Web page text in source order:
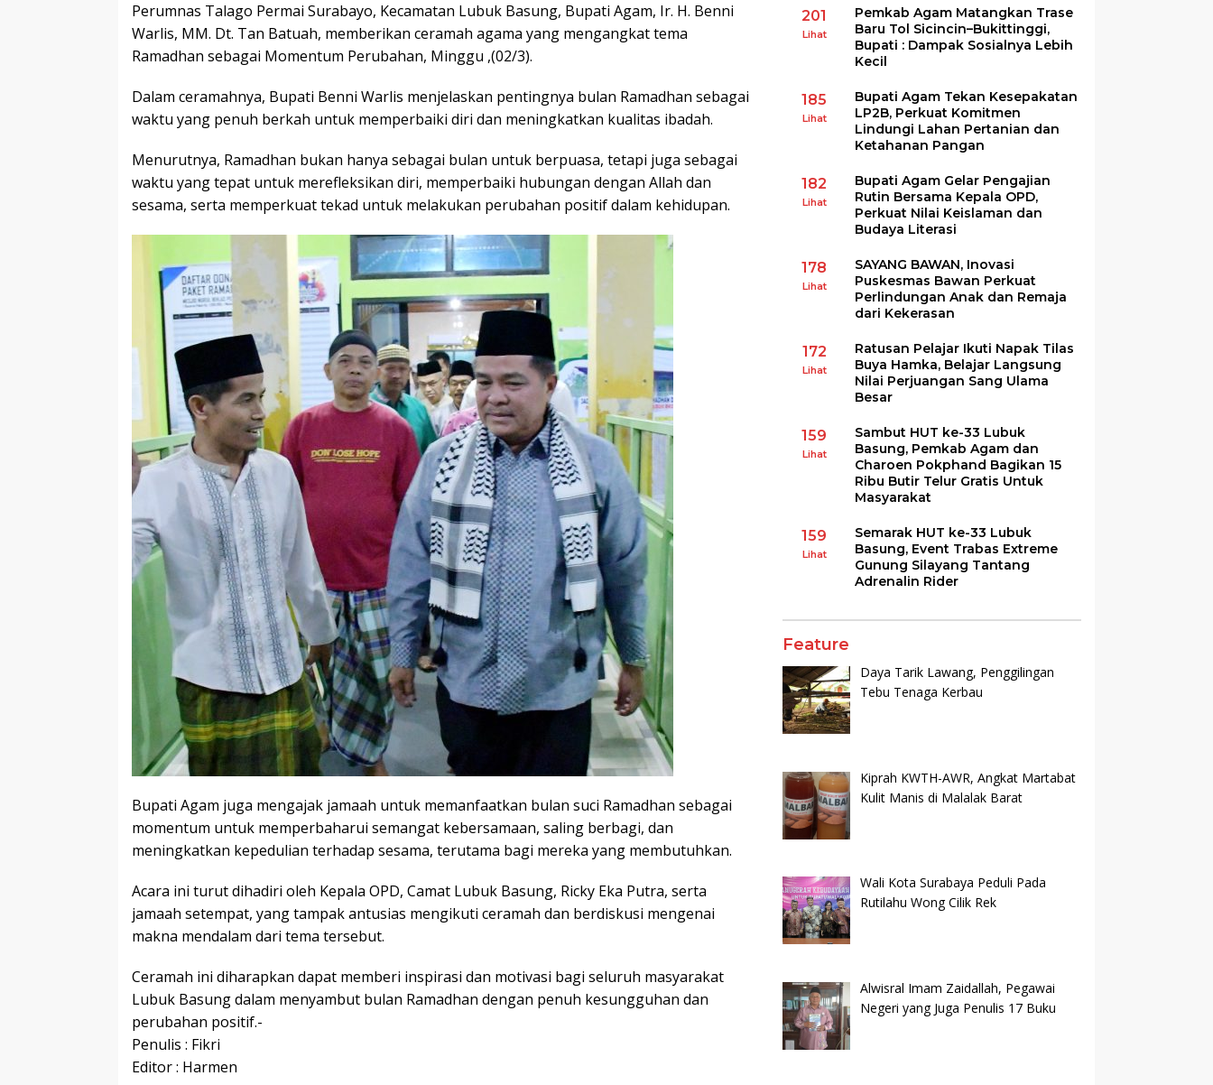
Perumnas Talago Permai Surabayo, Kecamatan Lubuk Basung, Bupati Agam, Ir. H. Benni
Warlis, MM. Dt. Tan Batuah, memberikan ceramah agama yang mengangkat tema
Ramadhan sebagai Momentum Perubahan, Minggu ,(02/3).
Dalam ceramahnya, Bupati Benni Warlis menjelaskan pentingnya bulan Ramadhan sebagai
waktu yang penuh berkah untuk memperbaiki diri dan meningkatkan kualitas ibadah.
Menurutnya, Ramadhan bukan hanya sebagai bulan untuk berpuasa, tetapi juga sebagai
waktu yang tepat untuk merefleksikan diri, memperbaiki hubungan dengan Allah dan
sesama, serta memperkuat tekad untuk melakukan perubahan positif dalam kehidupan.
Bupati Agam juga mengajak jamaah untuk memanfaatkan bulan suci Ramadhan sebagai
momentum untuk memperbaharui semangat kebersamaan, saling berbagi, dan
meningkatkan kepedulian terhadap sesama, terutama bagi mereka yang membutuhkan.
Acara ini turut dihadiri oleh Kepala OPD, Camat Lubuk Basung, Ricky Eka Putra, serta
jamaah setempat, yang tampak antusias mengikuti ceramah dan berdiskusi mengenai
makna mendalam dari tema tersebut.
Ceramah ini diharapkan dapat memberi inspirasi dan motivasi bagi seluruh masyarakat
Lubuk Basung dalam menyambut bulan Ramadhan dengan penuh kesungguhan dan
perubahan positif.-
Penulis : Fikri
Editor : Harmen
201
Lihat
Pemkab Agam Matangkan Trase
Baru Tol Sicincin–Bukittinggi,
Bupati : Dampak Sosialnya Lebih
Kecil
185
Lihat
Bupati Agam Tekan Kesepakatan
LP2B, Perkuat Komitmen
Lindungi Lahan Pertanian dan
Ketahanan Pangan
182
Lihat
Bupati Agam Gelar Pengajian
Rutin Bersama Kepala OPD,
Perkuat Nilai Keislaman dan
Budaya Literasi
178
Lihat
SAYANG BAWAN, Inovasi
Puskesmas Bawan Perkuat
Perlindungan Anak dan Remaja
dari Kekerasan
172
Lihat
Ratusan Pelajar Ikuti Napak Tilas
Buya Hamka, Belajar Langsung
Nilai Perjuangan Sang Ulama
Besar
159
Lihat
Sambut HUT ke-33 Lubuk
Basung, Pemkab Agam dan
Charoen Pokphand Bagikan 15
Ribu Butir Telur Gratis Untuk
Masyarakat
159
Lihat
Semarak HUT ke-33 Lubuk
Basung, Event Trabas Extreme
Gunung Silayang Tantang
Adrenalin Rider
Feature
Daya Tarik Lawang, Penggilingan
Tebu Tenaga Kerbau
Kiprah KWTH-AWR, Angkat Martabat
Kulit Manis di Malalak Barat
Wali Kota Surabaya Peduli Pada
Rutilahu Wong Cilik Rek
Alwisral Imam Zaidallah, Pegawai
Negeri yang Juga Penulis 17 Buku